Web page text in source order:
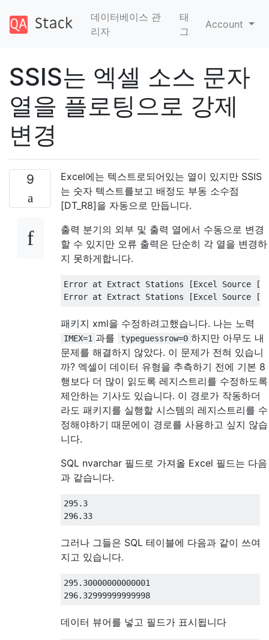
데이터베이스 관
리자
태
그
Account
SSIS는 엑셀 소스 문자
열을 플로팅으로 강제
변경
9
Excel에는 텍스트로되어있는 열이 있지만 SSIS
는 숫자 텍스트를보고 배정도 부동 소수점
[DT_R8]을 자동으로 만듭니다.
출력 분기의 외부 및 출력 열에서 수동으로 변경
할 수 있지만 오류 출력은 단순히 각 열을 변경하
지 못하게합니다.
Error at Extract Stations [Excel Source [
Error at Extract Stations
[Excel Source [
패키지 xml을 수정하려고했습니다. 나는 노력
IMEX=1 과를 typeguessrow=0 하지만 아무도 내
문제를 해결하지 않았다. 이 문제가 전혀 있습니
까? 엑셀이 데이터 유형을 추측하기 전에 기본 8
행보다 더 많이 읽도록 레지스트리를 수정하도록
제안하는 기사도 있습니다. 이 경로가 작동하더
라도 패키지를 실행할 시스템의 레지스트리를 수
정해야하기 때문에이 경로를 사용하고 싶지 않습
니다.
SQL nvarchar 필드로 가져올 Excel 필드는 다음
과 같습니다.
295.3
296.33
그러나 그들은 SQL 테이블에 다음과 같이 쓰여
지고 있습니다.
295.30000000000001
296.32999999999998
데이터 뷰어를 넣고 필드가 표시됩니다